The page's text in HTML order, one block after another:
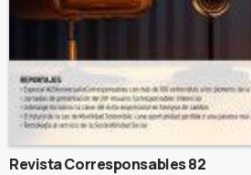
Revista Corresponsables 82